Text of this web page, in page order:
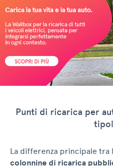
Punti di ricarica per
La differenza principale tra
colonnine di ricarica